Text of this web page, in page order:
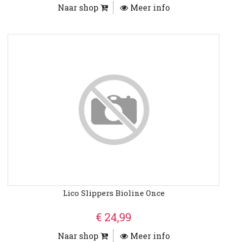
Naar shop Meer info
Lico Slippers Bioline Once
€ 24,99
Naar shop Meer info